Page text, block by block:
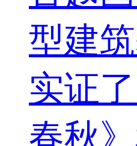
型建
实证
春秋